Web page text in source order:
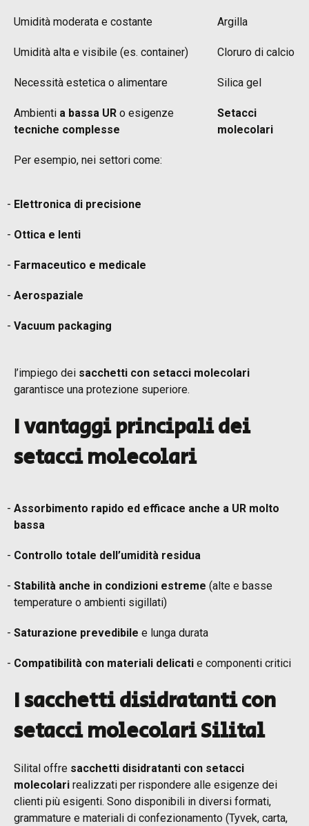
Umidità moderata e costante Argilla
Umidità alta e visibile (es. container) Cloruro di calcio
Necessità estetica o alimentare Silica gel
Ambienti a bassa UR o esigenze
tecniche complesse
Setacci
molecolari
Per esempio, nei settori come:
Elettronica di precisione
Ottica e lenti
Farmaceutico e medicale
Aerospaziale
Vacuum packaging
l’impiego dei sacchetti con setacci molecolari
garantisce una protezione superiore.
I vantaggi principali dei
setacci molecolari
Assorbimento rapido ed efficace anche a UR molto
bassa
Controllo totale dell’umidità residua
Stabilità anche in condizioni estreme (alte e basse
temperature o ambienti sigillati)
Saturazione prevedibile e lunga durata
Compatibilità con materiali delicati e componenti critici
I sacchetti disidratanti con
setacci molecolari Silital
Silital offre sacchetti disidratanti con setacci
molecolari realizzati per rispondere alle esigenze dei
clienti più esigenti. Sono disponibili in diversi formati,
grammature e materiali di confezionamento (Tyvek, carta,